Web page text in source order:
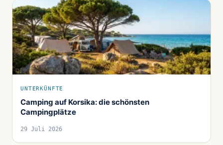
UNTERKÜNFTE
Camping auf Korsika: die schönsten
Campingplätze
29 Juli 2026